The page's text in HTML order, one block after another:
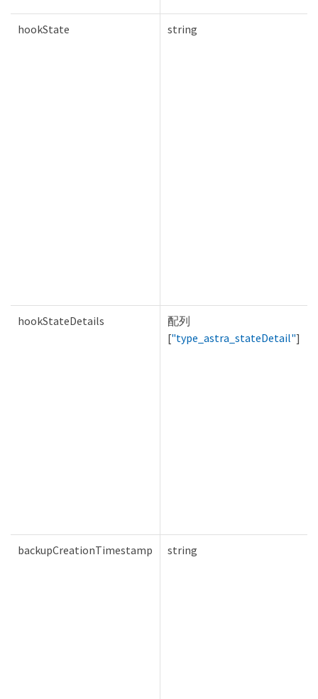
hookState string
hookStateDetails
配列
["type_astra_stateDetail"]
backupCreationTimestamp string